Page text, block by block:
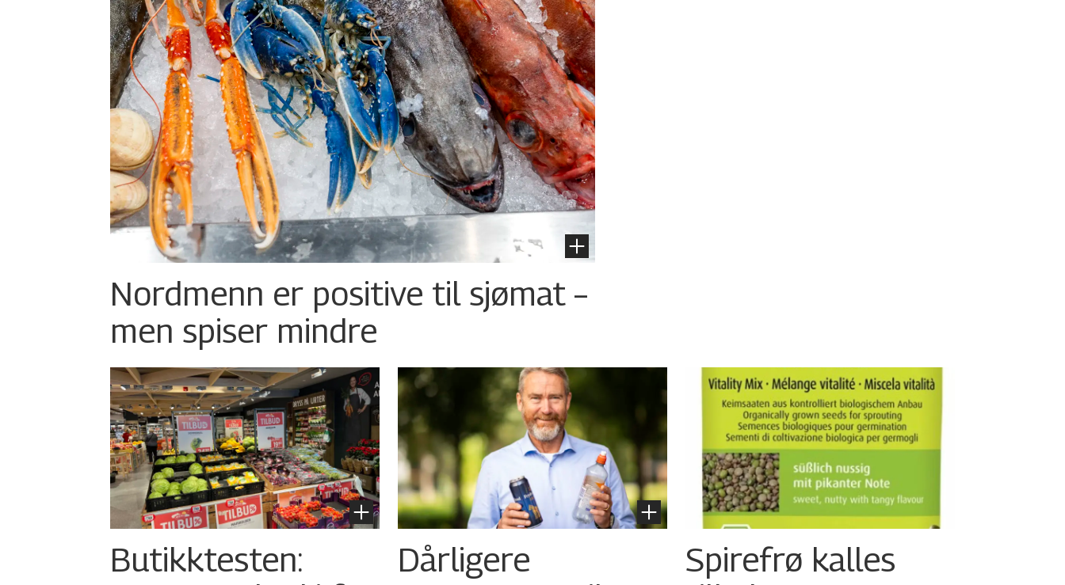
Nordmenn er positive til sjømat –
men spiser mindre
Butikktesten:
Dårligere
Spirefrø kalles